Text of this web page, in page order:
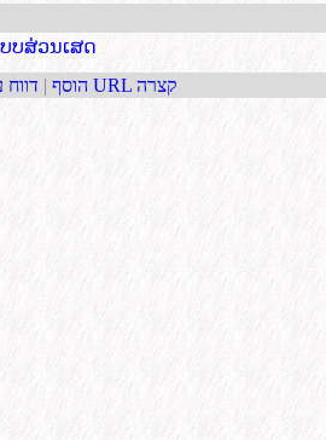
ບສ່ວນເສດ
הוסף | קבל כתובת URL קצרה